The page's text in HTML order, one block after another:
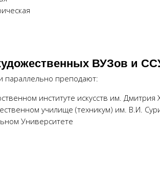
ВУЗов и
параллельно преподают:
институте искусств им. Дмитрия
училище (техникум) им. В.И.
Университете